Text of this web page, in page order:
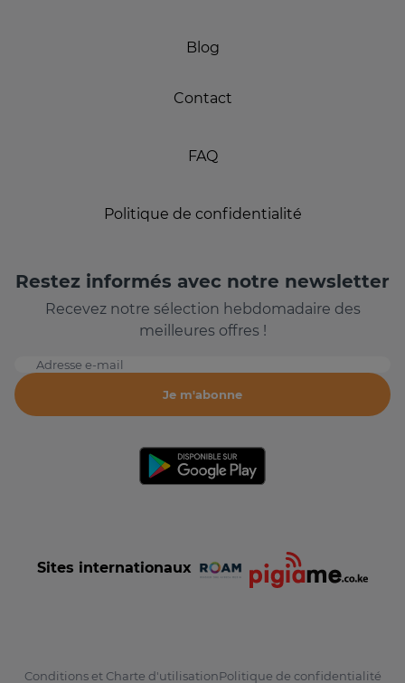
Blog
Contact
FAQ
Politique de confidentialité
Restez informés avec notre newsletter
Recevez notre sélection hebdomadaire des
meilleures offres !
Adresse e-mail
Je m'abonne
Sites internationaux
Conditions et Charte d'utilisationPolitique de confidentialité